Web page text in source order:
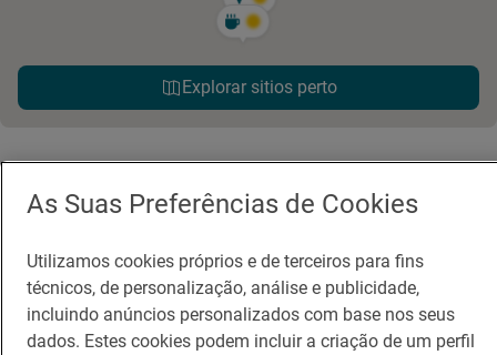
Explorar sitios perto
Guia Repsol Ligações
As Suas Preferências de Cookies
Utilizamos cookies próprios e de terceiros para fins
técnicos, de personalização, análise e publicidade,
incluindo anúncios personalizados com base nos seus
dados. Estes cookies podem incluir a criação de um perfil